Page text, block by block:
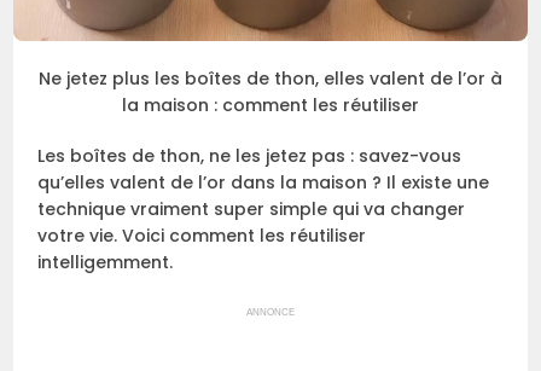
Ne jetez plus les boîtes de thon, elles valent de l’or à
la maison : comment les réutiliser
Les boîtes de thon, ne les jetez pas : savez-vous
qu’elles valent de l’or dans la maison ? Il existe une
technique vraiment super simple qui va changer
votre vie. Voici comment les réutiliser
intelligemment.
ANNONCE